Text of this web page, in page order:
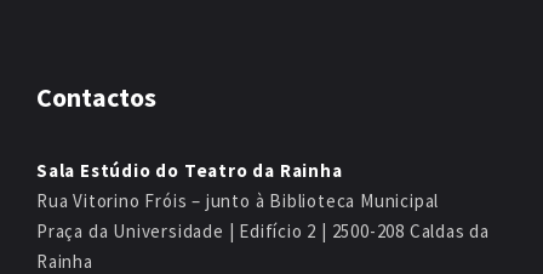
Contactos
Sala Estúdio do Teatro da Rainha
Rua Vitorino Fróis – junto à Biblioteca Municipal
Praça da Universidade | Edifício 2 | 2500-208 Caldas da
Rainha